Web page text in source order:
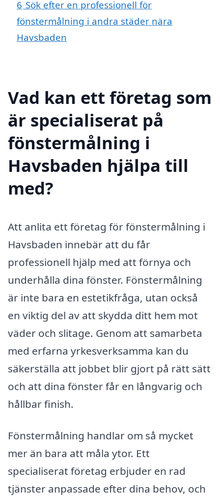
6 Sök efter en professionell för
fönstermålning i andra städer nära
Havsbaden
Vad kan ett företag som
är specialiserat på
fönstermålning i
Havsbaden hjälpa till
med?
Att anlita ett företag för fönstermålning i
Havsbaden innebär att du får
professionell hjälp med att förnya och
underhålla dina fönster. Fönstermålning
är inte bara en estetikfråga, utan också
en viktig del av att skydda ditt hem mot
väder och slitage. Genom att samarbeta
med erfarna yrkesverksamma kan du
säkerställa att jobbet blir gjort på rätt sätt
och att dina fönster får en långvarig och
hållbar finish.
Fönstermålning handlar om så mycket
mer än bara att måla ytor. Ett
specialiserat företag erbjuder en rad
tjänster anpassade efter dina behov, och